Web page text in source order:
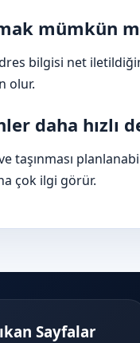
mümkün
bilgisi net
olur.
daha hızlı
çok ilgi görür.
Sayfalar